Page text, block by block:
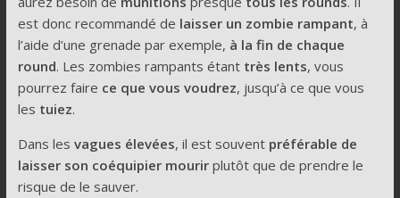
est donc recommandé de laisser un zombie rampant, à
l’aide d’une grenade par exemple, à la fin de chaque
round. Les zombies rampants étanttrès lents, vous
pourrez faire ce que vous voudrez, jusqu’à ce que vous
les tuiez.
Dans les vagues élevées, il est souvent préférable de
laisser son coéquipier mourirplutôt que de prendre le
risque de le sauver.